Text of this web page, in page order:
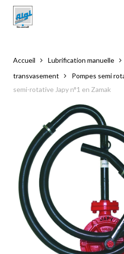
main
Accueil Lubrification manuelle
transvasement
Pompes semi
semi-rotative Japy n°1 en Zamak